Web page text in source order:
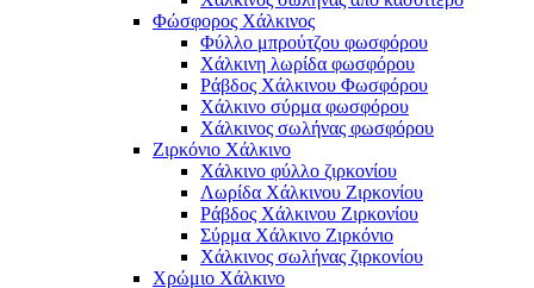
Φώσφορος Χάλκινος
Φύλλο μπρούτζου φωσφόρου
Χάλκινη λωρίδα φωσφόρου
Ράβδος Χάλκινου Φωσφόρου
Χάλκινο σύρμα φωσφόρου
Χάλκινος σωλήνας φωσφόρου
Ζιρκόνιο Χάλκινο
Χάλκινο φύλλο ζιρκονίου
Λωρίδα Χάλκινου Ζιρκονίου
Ράβδος Χάλκινου Ζιρκονίου
Σύρμα Χάλκινο Ζιρκόνιο
Χάλκινος σωλήνας ζιρκονίου
Χρώμιο Χάλκινο